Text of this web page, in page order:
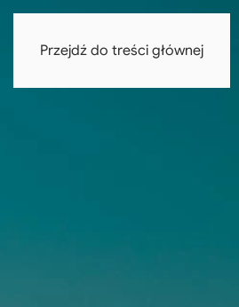
Przejdź do treści głównej